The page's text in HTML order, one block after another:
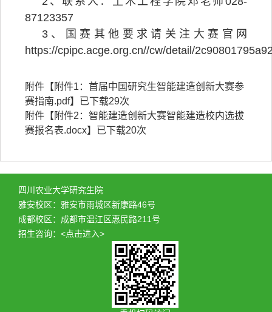
87123357
3、国赛其他要求请关注大赛官网
https://cpipc.acge.org.cn//cw/detail/
附件【 附件1：首届中国研究生智能建造创新大赛参
赛指南.pdf】已下载29次
附件【 附件2：智能建造创新大赛智能建造校内选拔
赛报名表.docx】已下载20次
四川农业大学研究生院
雅安校区：雅安市雨城区新康路46号
成都校区：成都市温江区惠民路211号
招生咨询： <点击进入>